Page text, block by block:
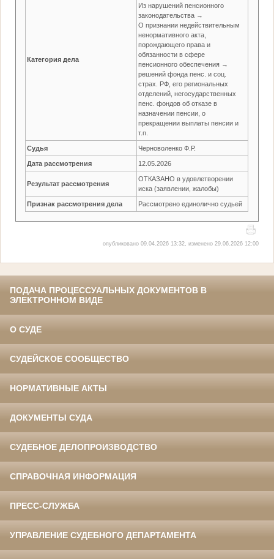
Категория дела
Из нарушений пенсионного
законодательства →
О признании недействительным
ненормативного акта,
порождающего права и
обязанности в сфере
пенсионного обеспечения →
решений фонда пенс. и соц.
страх. РФ, его региональных
отделений, негосударственных
пенс. фондов об отказе в
назначении пенсии, о
прекращении выплаты пенсии и
т.п.
Судья Черноволенко Ф.Р.
Дата рассмотрения 12.05.2026
Результат рассмотрения
ОТКАЗАНО в удовлетворении
иска (заявлении, жалобы)
Признак рассмотрения дела Рассмотрено единолично судьей
опубликовано 09.04.2026 13:32, изменено 29.06.2026 12:00
ПОДАЧА ПРОЦЕССУАЛЬНЫХ ДОКУМЕНТОВ В
ЭЛЕКТРОННОМ ВИДЕ
О СУДЕ
СУДЕЙСКОЕ СООБЩЕСТВО
НОРМАТИВНЫЕ АКТЫ
ДОКУМЕНТЫ СУДА
СУДЕБНОЕ ДЕЛОПРОИЗВОДСТВО
СПРАВОЧНАЯ ИНФОРМАЦИЯ
ПРЕСС-СЛУЖБА
УПРАВЛЕНИЕ СУДЕБНОГО ДЕПАРТАМЕНТА